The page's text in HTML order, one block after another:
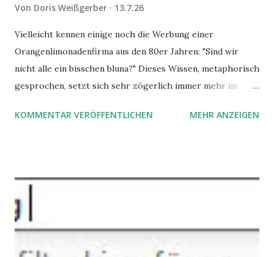
Von Doris Weißgerber 13.7.26
Vielleicht kennen einige noch die Werbung einer
Orangenlimonadenfirma aus den 80er Jahren: "Sind wir
nicht alle ein bisschen bluna?" Dieses Wissen, metaphorisch
gesprochen, setzt sich sehr zögerlich immer mehr im
gleich. Im Arbeitskontext kann es zu nicht verstandenen
Angstzuständen ihrer Mitglieder. Dafür könnte es Gründe
geben, die weitgehend noch im Dunkeln zu liegen scheinen.
KOMMENTAR VERÖFFENTLICHEN MEHR ANZEIGEN